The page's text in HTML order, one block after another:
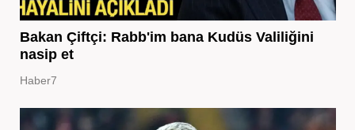
Bakan Çiftçi: Rabb'im bana Kudüs Valiliğini
nasip et
Haber7